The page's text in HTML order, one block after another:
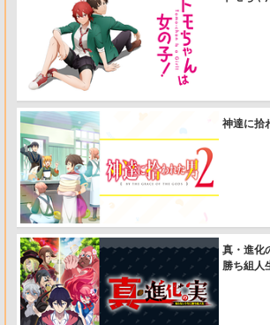
神達に拾
真・進化
勝ち組人